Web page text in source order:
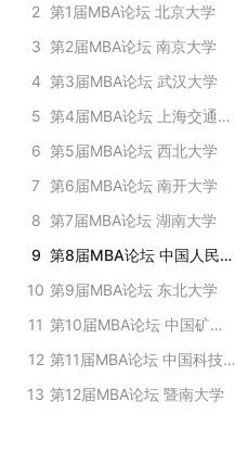
2 第1届MBA论坛 北京大学
3 第2届MBA论坛 南京大学
4 第3届MBA论坛 武汉大学
5
第4届MBA论坛 上海交通大学
6 第5届MBA论坛 西北大学
7 第6届MBA论坛 南开大学
8 第7届MBA论坛 湖南大学
9
第8届MBA论坛 中国人民大学
10 第9届MBA论坛 东北大学
11
第10届MBA论坛 中国矿业大学
12
第11届MBA论坛 中国科技大学
13 第12届MBA论坛 暨南大学